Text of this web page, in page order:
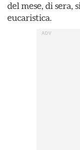
del mese, di sera,
eucaristica.